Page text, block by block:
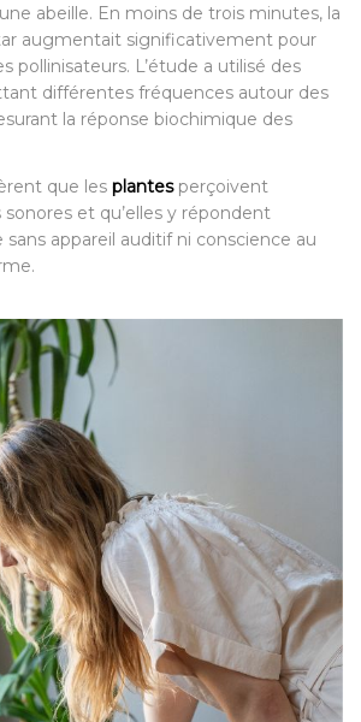
abeille. En moins de trois minutes, la
augmentait significativement pour
pollinisateurs. L’étude a utilisé des
différentes fréquences autour des
la réponse biochimique des
que les plantesperçoivent
et qu’elles y répondent
appareil auditif ni conscience au